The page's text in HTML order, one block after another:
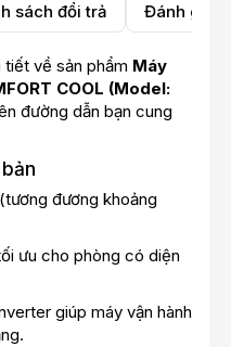
sách đổi trả Đánh giá
tiết về sản phẩm Máy
COOL (Model:
đường dẫn bạn cung
đương khoảng
ưu cho phòng có diện
giúp máy vận hành